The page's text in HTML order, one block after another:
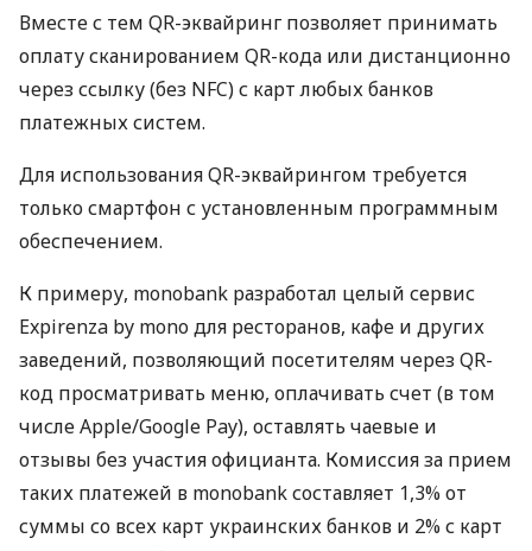
Вместе с тем QR-эквайринг позволяет принимать
оплату сканированием QR-кода или дистанционно
через ссылку (без NFC) с карт любых банков
платежных систем.
Для использования QR-эквайрингом требуется
только смартфон с установленным программным
обеспечением.
К примеру, monobank разработал целый сервис
Expirenza by mono для ресторанов, кафе и других
заведений, позволяющий посетителям через QR-
код просматривать меню, оплачивать счет (в том
числе Apple/Google Pay), оставлять чаевые и
отзывы без участия официанта. Комиссия за прием
таких платежей в monobank составляет 1,3% от
суммы со всех карт украинских банков и 2% с карт